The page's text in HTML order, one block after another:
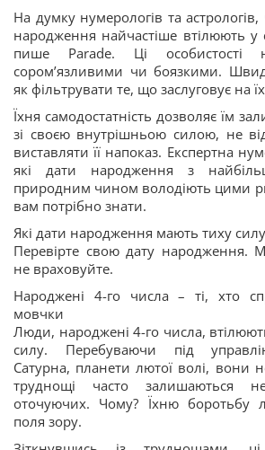
На думку нумерологів та
народження найчастіше втілюють у
пише Parade. Ці
сором’язливими чи боязкими.
як фільтрувати те, що заслуговує на
Їхня самодостатність дозволяє їм
зі своєю внутрішньою силою, не
виставляти її напоказ. Експертна
які дати народження з
природним чином володіють цими
вам потрібно знати.
Які дати народження мають тиху силу
Перевірте свою дату народження.
не враховуйте.
Народжені 4-го числа – ті, хто
мовчки
Люди, народжені 4-го числа,
силу. Перебуваючи під
Сатурна, планети лютої волі, вони
труднощі часто залишаються
оточуючих. Чому? Їхню боротьбу
поля зору.